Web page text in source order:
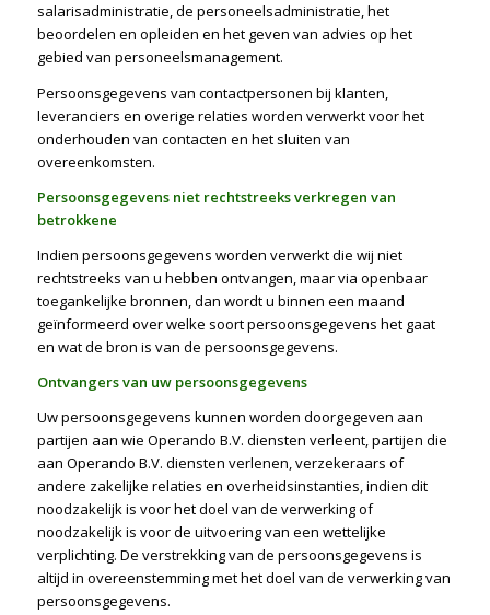
salarisadministratie, de personeelsadministratie, het
beoordelen en opleiden en het geven van advies op het
gebied van personeelsmanagement.
Persoonsgegevens van contactpersonen bij klanten,
leveranciers en overige relaties worden verwerkt voor het
onderhouden van contacten en het sluiten van
overeenkomsten.
Persoonsgegevens niet rechtstreeks verkregen van
betrokkene
Indien persoonsgegevens worden verwerkt die wij niet
rechtstreeks van u hebben ontvangen, maar via openbaar
toegankelijke bronnen, dan wordt u binnen een maand
geïnformeerd over welke soort persoonsgegevens het gaat
en wat de bron is van de persoonsgegevens.
Ontvangers van uw persoonsgegevens
Uw persoonsgegevens kunnen worden doorgegeven aan
partijen aan wie Operando B.V. diensten verleent, partijen die
aan Operando B.V. diensten verlenen, verzekeraars of
andere zakelijke relaties en overheidsinstanties, indien dit
noodzakelijk is voor het doel van de verwerking of
noodzakelijk is voor de uitvoering van een wettelijke
verplichting. De verstrekking van de persoonsgegevens is
altijd in overeenstemming met het doel van de verwerking van
persoonsgegevens.